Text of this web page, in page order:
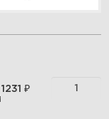
1231 ₽